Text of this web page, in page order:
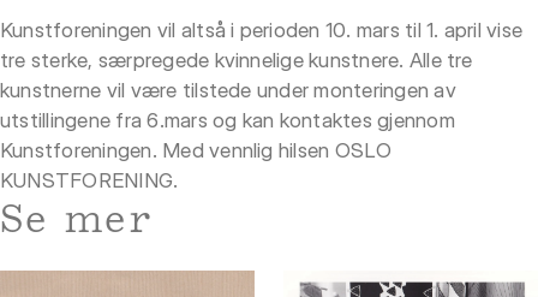
Kunstforeningen vil altså i perioden 10. mars til 1. april vise
tre sterke, særpregede kvinnelige kunstnere. Alle tre
kunstnerne vil være tilstede under monteringen av
utstillingene fra 6.mars og kan kontaktes gjennom
Kunstforeningen. Med vennlig hilsen OSLO
KUNSTFORENING.
Se mer